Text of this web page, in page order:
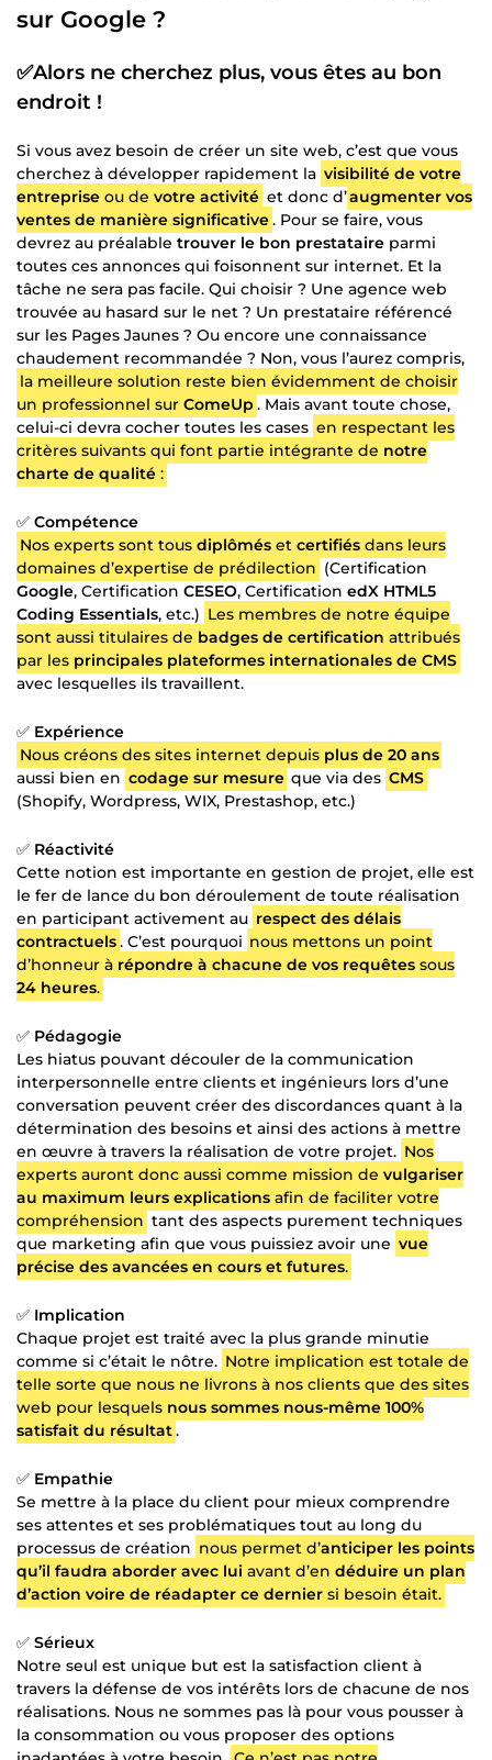
sur Google ?
✅Alors ne cherchez plus, vous êtes au bon
endroit !
Si vous avez besoin de créer un site web, c’est que vous
cherchez à développer rapidement la visibilité de votre
entreprise ou de votre activité et donc d’augmenter vos
ventes de manière significative. Pour se faire, vous
devrez au préalable trouver le bon prestataire parmi
toutes ces annonces qui foisonnent sur internet. Et la
tâche ne sera pas facile. Qui choisir ? Une agence web
trouvée au hasard sur le net ? Un prestataire référencé
sur les Pages Jaunes ? Ou encore une connaissance
chaudement recommandée ? Non, vous l’aurez compris,
la meilleure solution reste bien évidemment de choisir
un professionnel sur ComeUp . Mais avant toute chose,
celui-ci devra cocher toutes les cases en respectant les
critères suivants qui font partie intégrante de notre
charte de qualité :
✅ Compétence
Nos experts sont tous diplôméset certifiésdans leurs
domaines d’expertise de prédilection (Certification
Google, Certification CESEO, Certification edX HTML5
Coding Essentials, etc.) Les membres de notre équipe
sont aussi titulaires de badges de certification attribués
par les principales plateformes internationales de CMS
avec lesquelles ils travaillent.
✅ Expérience
Nous créons des sites internet depuis plus de 20 ans
aussi bien en codage sur mesure que via des CMS
(Shopify, Wordpress, WIX, Prestashop, etc.)
✅ Réactivité
Cette notion est importante en gestion de projet, elle est
le fer de lance du bon déroulement de toute réalisation
en participant activement au respect des délais
contractuels. C’est pourquoi nous mettons un point
d’honneur à répondre à chacune de vos requêtes sous
24 heures.
✅ Pédagogie
Les hiatus pouvant découler de la communication
interpersonnelle entre clients et ingénieurs lors d’une
conversation peuvent créer des discordances quant à la
détermination des besoins et ainsi des actions à mettre
en œuvre à travers la réalisation de votre projet. Nos
experts auront donc aussi comme mission de vulgariser
au maximum leurs explications afin de faciliter votre
compréhension tant des aspects purement techniques
que marketing afin que vous puissiez avoir une vue
précise des avancées en cours et futures.
✅ Implication
Chaque projet est traité avec la plus grande minutie
comme si c’était le nôtre. Notre implication est totale de
telle sorte que nous ne livrons à nos clients que des sites
web pour lesquels nous sommes nous-même 100%
satisfait du résultat.
✅ Empathie
Se mettre à la place du client pour mieux comprendre
ses attentes et ses problématiques tout au long du
processus de création nous permet d’anticiper les points
qu’il faudra aborder avec lui avant d’en déduire un plan
d’action voire de réadapter ce dernier si besoin était.
✅ Sérieux
Notre seul est unique but est la satisfaction client à
travers la défense de vos intérêts lors de chacune de nos
réalisations. Nous ne sommes pas là pour vous pousser à
la consommation ou vous proposer des options